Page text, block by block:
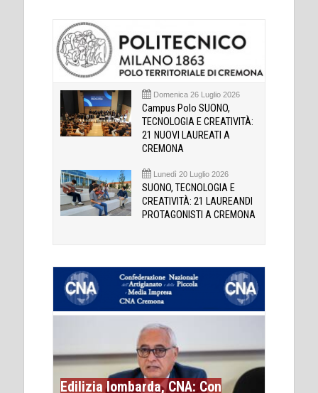
Domenica 26 Luglio 2026
Campus Polo SUONO,
TECNOLOGIA E CREATIVITÀ:
21 NUOVI LAUREATI A
CREMONA
Lunedì 20 Luglio 2026
SUONO, TECNOLOGIA E
CREATIVITÀ: 21 LAUREANDI
PROTAGONISTI A CREMONA
Edilizia lombarda, CNA: Con